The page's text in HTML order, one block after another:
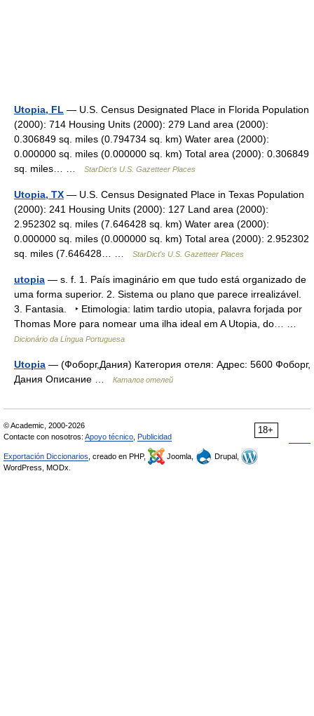
Utopia, FL — U.S. Census Designated Place in Florida Population
(2000): 714 Housing Units (2000): 279 Land area (2000):
0.306849 sq. miles (0.794734 sq. km) Water area (2000):
0.000000 sq. miles (0.000000 sq. km) Total area (2000): 0.306849
sq. miles… …
StarDict's U.S. Gazetteer Places
Utopia, TX — U.S. Census Designated Place in Texas Population
(2000): 241 Housing Units (2000): 127 Land area (2000):
2.952302 sq. miles (7.646428 sq. km) Water area (2000):
0.000000 sq. miles (0.000000 sq. km) Total area (2000): 2.952302
sq. miles (7.646428… …
StarDict's U.S. Gazetteer Places
utopia — s. f. 1. País imaginário em que tudo está organizado de
uma forma superior. 2. Sistema ou plano que parece irrealizável.
3. Fantasia. ‣ Etimologia: latim tardio utopia, palavra forjada por
Thomas More para nomear uma ilha ideal em A Utopia, do… …
Dicionário da Língua Portuguesa
Utopia — (Фоборг,Дания) Категория отеля: Адрес: 5600 Фоборг,
Дания Описание …
Каталог отелей
18+
© Academic, 2000-2026
Contacte con nosotros: Apoyo técnico Publicidad
Exportación Diccionarios , creado en PHP, Joomla,
Drupal,
WordPress, MODx.